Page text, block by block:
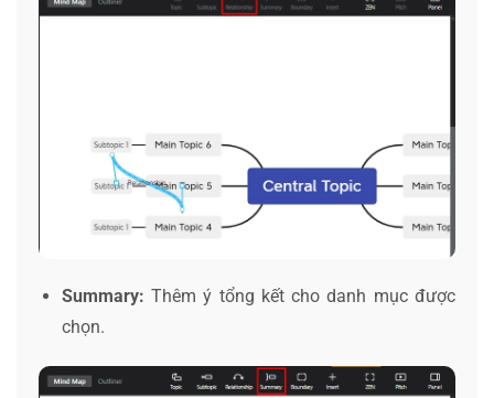
Summary: Thêm ý tổng kết cho danh mục được
chọn.